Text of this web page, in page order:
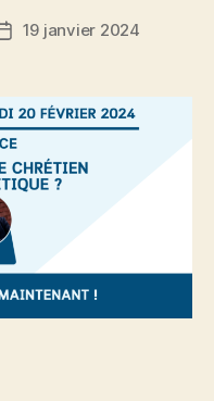
Date19 janvier 2024